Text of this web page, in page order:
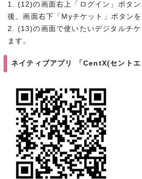
1. (12)の画面右上「ログイン」ボタ
後、画面右下「Myチケット」ボタンを
2. (13)の画面で使いたいデジタルチケ
ます。
ネイティブアプリ 「 CentX(セントエ